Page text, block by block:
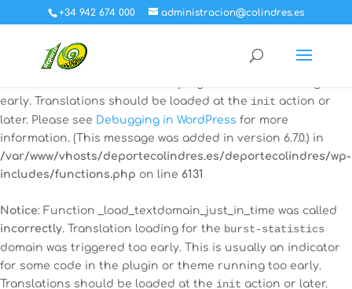
Notice: Function _load_textdomain_just_in_time was called
incorrectly. Translation loading for the
calendardomain was triggered too early. This is usually an
early. Translations should be loaded at the init action or
later. Please see Debugging in WordPress for more
information. (This message was added in version 6.7.0.) in
/var/www/vhosts/deportecolindres.es/deportecolindres/wp-
includes/functions.php on line 6131
Notice: Function _load_textdomain_just_in_time was called
incorrectly. Translation loading for the burst-statistics
domain was triggered too early. This is usually an indicator
for some code in the plugin or theme running too early.
Translations should be loaded at the init action or later.
+34 942 674 000 administracion@colindres.es